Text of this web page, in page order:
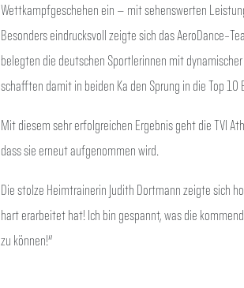
Wettkampfgeschehen ein – mit sehenswerten
Besonders eindrucksvoll zeigte sich das AeroDance-
belegten die deutschen Sportlerinnen mit
schafften damit in beiden Ka den Sprung in die Top 10
Mit diesem sehr erfolgreichen Ergebnis geht die TVI
dass sie erneut aufgenommen wird.
Die stolze Heimtrainerin Judith Dortmann zeigte sich
hart erarbeitet hat! Ich bin gespannt, was die
zu können!“